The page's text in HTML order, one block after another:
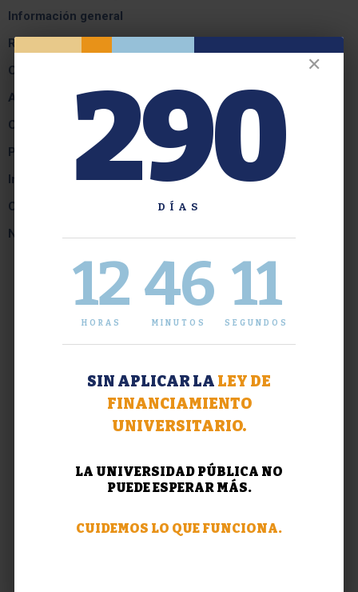
Información general
Reglamento
Clases y Materiales de Estudio
Autoridades
Contacto
Preinscripción online
Inscripción Definitiva 2026-2027
Cronograma Curso de Ingreso 2026 - 2027
Novedades Curso de Ingreso
✕
290
DÍAS
12
HORAS
46
MINUTOS
12
SEGUNDOS
SIN APLICAR LA LEY DE
FINANCIAMIENTO
UNIVERSITARIO.
LA UNIVERSIDAD PÚBLICA NO
PUEDE ESPERAR MÁS.
CUIDEMOS LO QUE FUNCIONA.